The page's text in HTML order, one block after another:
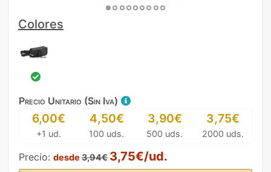
Colores
Precio Unitario (Sin Iva)
6,00€
+1 ud.
4,50€
100 uds.
3,90€
500 uds.
3,75€
2000 uds.
Precio: desde 3,94€ 3,75€/ud.